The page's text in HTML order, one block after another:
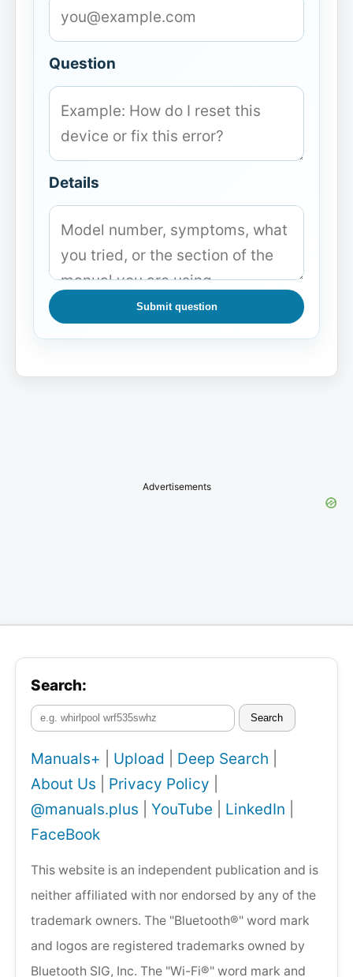
Question
Details
Submit question
Advertisements
Search:
Search
Manuals+ Upload Deep Search
About Us
Privacy Policy
@manuals.plus
YouTube LinkedIn
FaceBook
This website is an independent publication and is
neither affiliated with nor endorsed by any of the
trademark owners. The "Bluetooth®" word mark
and logos are registered trademarks owned by
Bluetooth SIG, Inc. The "Wi-Fi®" word mark and